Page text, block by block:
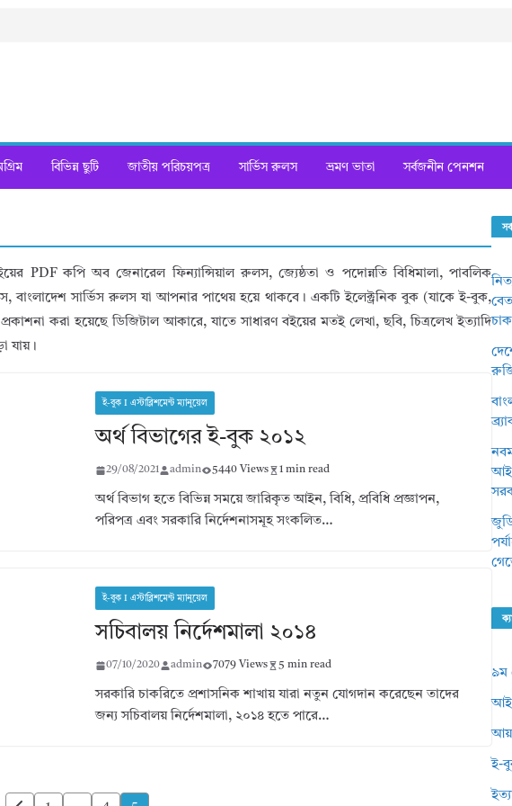
বিভিন্ন ছুটি জাতীয় পরিচয়পত্র সার্ভিস রুলস ভ্রমণ ভাতা সর্বজনীন পেনশন
PDF কপি অব জেনারেল ফিন্যান্সিয়াল রুলস, জ্যেষ্ঠতা ও পদোন্নতি বিধিমালা, পাবলিক
বাংলাদেশ সার্ভিস রুলস যা আপনার পাথেয় হয়ে থাকবে। একটি ইলেক্ট্রনিক বুক (যাকে ই-বুক,
করা হয়েছে ডিজিটাল আকারে, যাতে সাধারণ বইয়ের মতই লেখা, ছবি, চিত্রলেখ ইত্যাদি
যায়।
ই-বুক I এস্টাব্লিশমেন্ট ম্যানুয়েল
অর্থ বিভাগের ই-বুক ২০১২
29/08/2021 admin 5440 Views 1 min read
অর্থ বিভাগ হতে বিভিন্ন সময়ে জারিকৃত আইন, বিধি, প্রবিধি প্রজ্ঞাপন,
পরিপত্র এবং সরকারি নির্দেশনাসমূহ সংকলিত…
ই-বুক I এস্টাব্লিশমেন্ট ম্যানুয়েল
সচিবালয় নির্দেশমালা ২০১৪
07/10/2020 admin 7079 Views 5 min read
সরকারি চাকরিতে প্রশাসনিক শাখায় যারা নতুন যোগদান করেছেন তাদের
জন্য সচিবালয় নির্দেশমালা, ২০১৪ হতে পারে…
৯ম
ই-